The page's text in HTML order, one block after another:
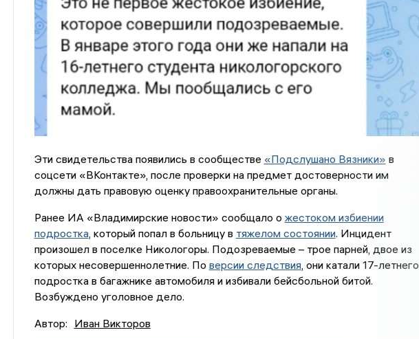
Эти свидетельства появились в сообществе «Подслушано Вязники» в
соцсети «ВКонтакте», после проверки на предмет достоверности им
должны дать правовую оценку правоохранительные органы.
Ранее ИА «Владимирские новости» сообщало о жестоком избиении
подростка, который попал в больницу в тяжелом состоянии. Инцидент
произошел в поселке Никологоры. Подозреваемые – трое парней, двое из
которых несовершеннолетние. По версии следствия, они катали 17-летнего
подростка в багажнике автомобиля и избивали бейсбольной битой.
Возбуждено уголовное дело.
Автор: Иван Викторов